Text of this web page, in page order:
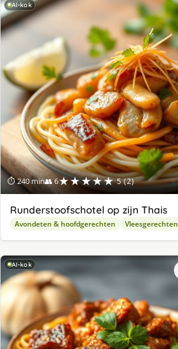
AI-kok
⏱ 240 min👥 6★★★★★ 5 (2)
Runderstoofschotel op zijn Thais
Avondeten & hoofdgerechten Vleesgerechten
AI-kok